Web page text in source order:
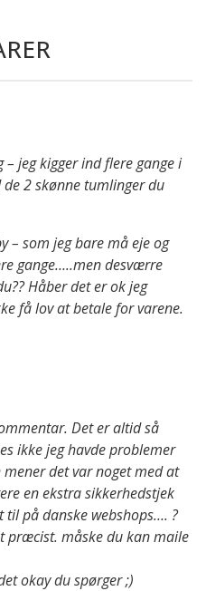
jeg kigger ind flere gange i
2 skønne tumlinger du
– som jeg bare må eje og
gange…..men desværre
Håber det er ok jeg
få lov at betale for varene.
Det er altid så
ikke jeg havde problemer
det var noget med at
en ekstra sikkerhedstjek
til på danske webshops…. ?
præcist. måske du kan maile
okay du spørger ;)